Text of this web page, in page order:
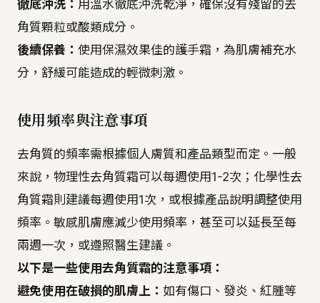
徹底沖洗： 用溫水徹底沖洗乾淨，確保沒有殘留的去
角質顆粒或酸類成分。
後續保養： 使用保濕效果佳的護手霜，為肌膚補充水
分，舒緩可能造成的輕微刺激。
使用頻率與注意事項
去角質的頻率需根據個人膚質和產品類型而定。一般
來說，物理性去角質霜可以每週使用1-2次；化學性去
角質霜則建議每週使用1次，或根據產品說明調整使用
頻率。敏感肌膚應減少使用頻率，甚至可以延長至每
兩週一次，或遵照醫生建議。
以下是一些使用去角質霜的注意事項：
避免使用在破損的肌膚上： 如有傷口、發炎、紅腫等